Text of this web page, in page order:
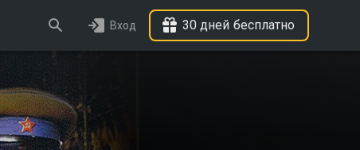
Вход 30 дней бесплатно